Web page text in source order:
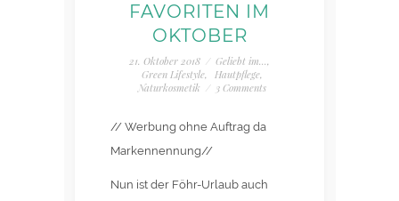
FAVORITEN IM
OKTOBER
21. Oktober 2018 / Geliebt im...,
Green Lifestyle, Hautpflege,
Naturkosmetik / 3 Comments
// Werbung ohne Auftrag da
Markennennung//
Nun ist der Föhr-Urlaub auch